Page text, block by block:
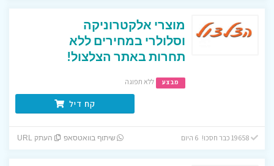
מוצרי אלקטרוניקה
וסלולרי במחירים ללא
תחרות באתר הצלצול!
מבצע ללא תפוגה
קח דיל
19658 כבר חסכו! 6 היום שיתוף בוואטסאפ העתק URL